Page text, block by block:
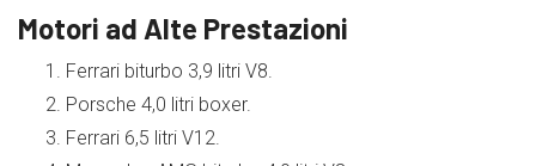
Motori ad Alte Prestazioni
Ferrari biturbo 3,9 litri V8.
Porsche 4,0 litri boxer.
Ferrari 6,5 litri V12.